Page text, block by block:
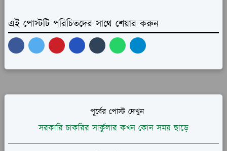
এই পোস্টটি পরিচিতদের সাথে শেয়ার করুন
পূর্বের পোস্ট দেখুন
সরকারি চাকরির সার্কুলার কখন কোন সময় ছাড়ে